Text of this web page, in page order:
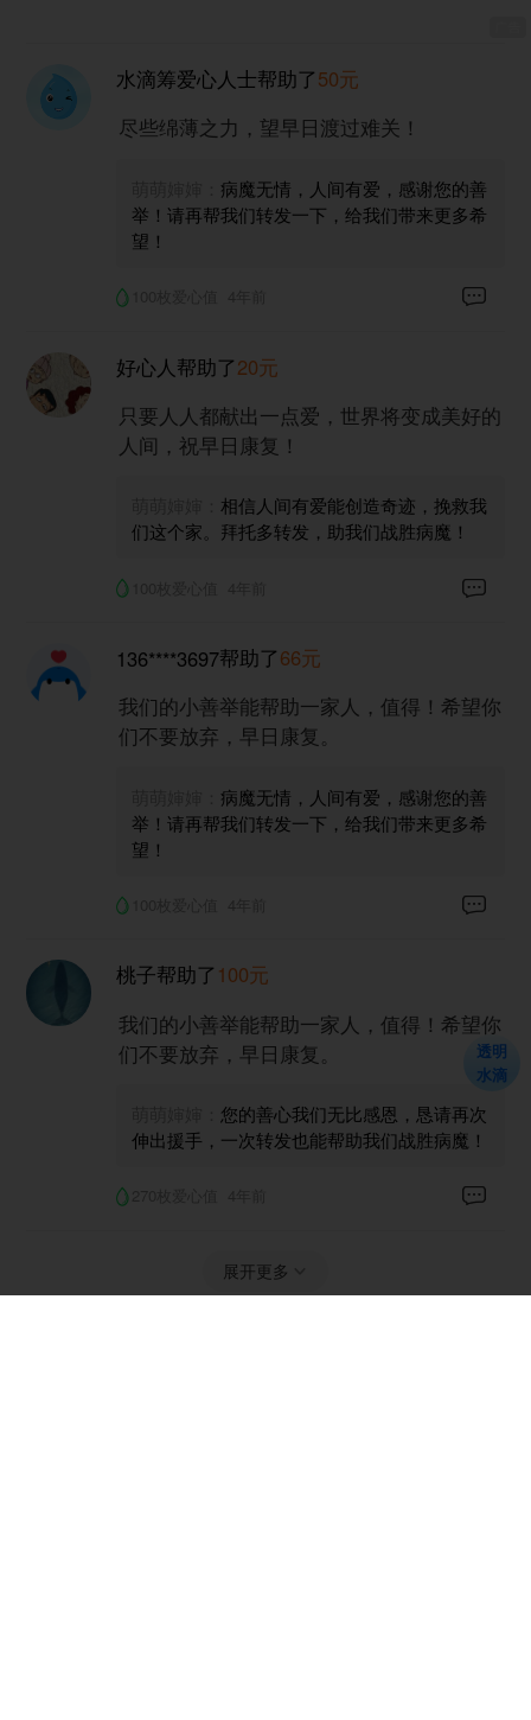
水滴筹爱心人士帮助了50元
尽些绵薄之力，望早日渡过难关！
病魔无情，人间有爱，感谢您的善
举！请再帮我们转发一下，给我们带来更多希
望！
好心人 帮助了20元
只要人人都献出一点爱，世界将变成美好的
人间，祝早日康复！
相信人间有爱能创造奇迹，挽救我
们这个家。拜托多转发，助我们战胜病魔！
136****3697帮助了66元
我们的小善举能帮助一家人，值得！希望你
们不要放弃，早日康复。
病魔无情，人间有爱，感谢您的善
举！请再帮我们转发一下，给我们带来更多希
望！
桃子帮助了 100元
我们的小善举能帮助一家人，值得！希望你
们不要放弃，早日康复。
您的善心我们无比感恩，恳请再次
伸出援手，一次转发也能帮助我们战胜病魔！
展开更多
透明
水滴